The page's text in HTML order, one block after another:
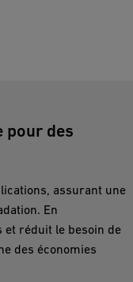
pour des
assurant une
En
et réduit le besoin de
des économies